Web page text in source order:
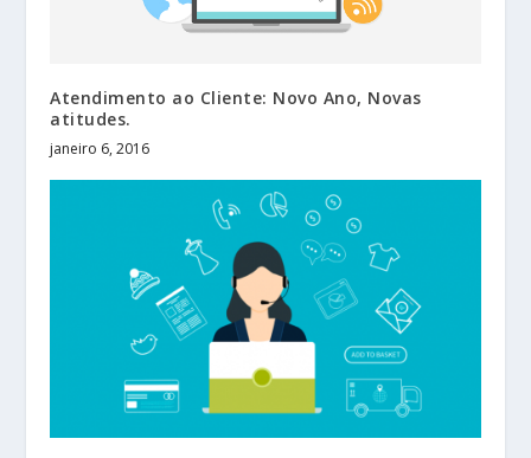
Atendimento ao Cliente: Novo Ano, Novas
atitudes.
janeiro 6, 2016